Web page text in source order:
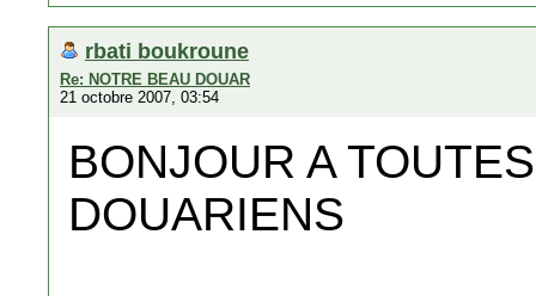
rbati boukroune
Re: NOTRE BEAU DOUAR
21 octobre 2007, 03:54
BONJOUR A
DOUARIENS